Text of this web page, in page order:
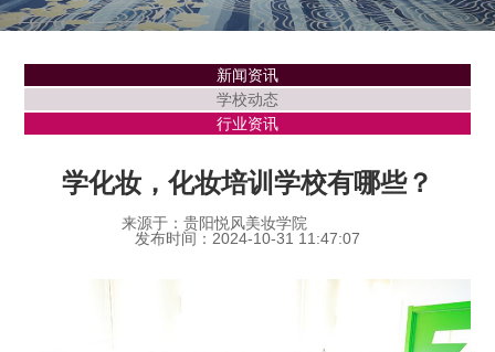
新闻资讯
学校动态
行业资讯
学化妆，化妆培训学校有哪些？
来源于：贵阳悦风美妆学院
发布时间：2024-10-31 11:47:07